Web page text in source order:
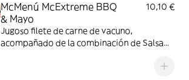
McMenú McExtreme BBQ
& Mayo
10,10 €
Jugoso filete de carne de vacuno,
acompañado de la combinación de Salsa
doble de cheddar, lechuga fresca y tiras de